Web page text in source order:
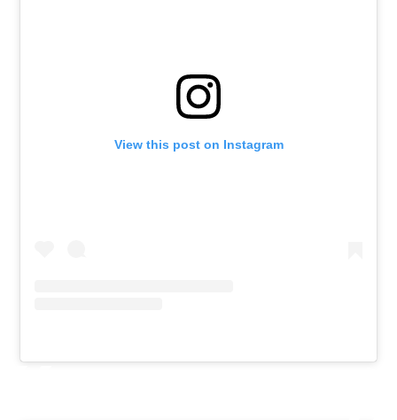
View this post on Instagram